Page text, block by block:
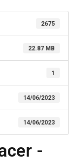
2675
22.87 MB
1
14/06/2023
14/06/2023
-